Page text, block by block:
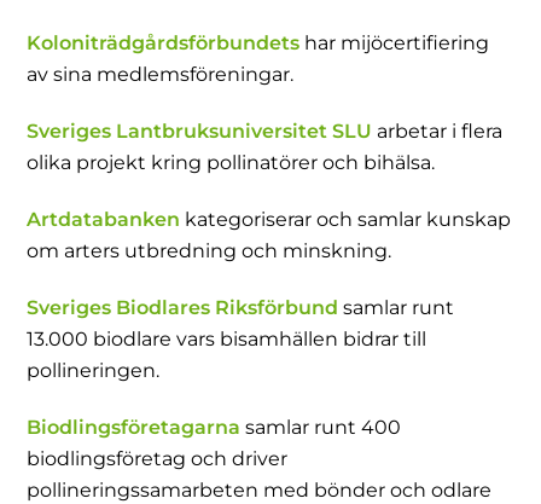
Koloniträdgårdsförbundets har mijöcertifiering
av sina medlemsföreningar.
Sveriges Lantbruksuniversitet SLU arbetar i flera
olika projekt kring pollinatörer och bihälsa.
Artdatabanken kategoriserar och samlar kunskap
om arters utbredning och minskning.
Sveriges Biodlares Riksförbund samlar runt
13.000 biodlare vars bisamhällen bidrar till
pollineringen.
Biodlingsföretagarna samlar runt 400
biodlingsföretag och driver
pollineringssamarbeten med bönder och odlare